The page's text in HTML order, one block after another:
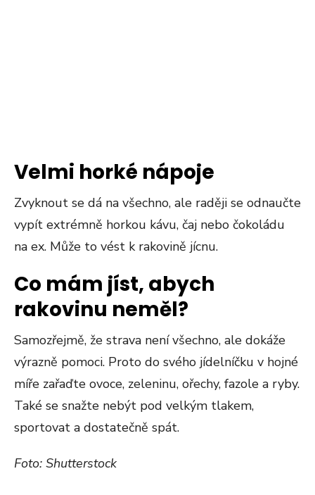
Velmi horké nápoje
Zvyknout se dá na všechno, ale raději se odnaučte
vypít extrémně horkou kávu, čaj nebo čokoládu
na ex. Může to vést k rakovině jícnu.
Co mám jíst, abych
rakovinu neměl?
Samozřejmě, že strava není všechno, ale dokáže
výrazně pomoci. Proto do svého jídelníčku v hojné
míře zařaďte ovoce, zeleninu, ořechy, fazole a ryby.
Také se snažte nebýt pod velkým tlakem,
sportovat a dostatečně spát.
Foto: Shutterstock